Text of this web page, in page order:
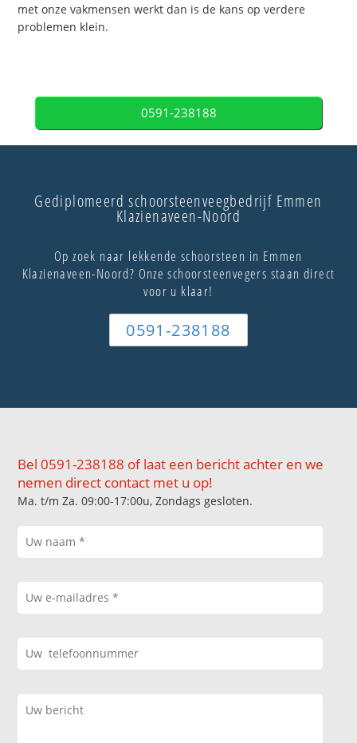
met onze vakmensen werkt dan is de kans op verdere
problemen klein.
0591-238188
Gediplomeerd schoorsteenveegbedrijf Emmen
Klazienaveen-Noord
Op zoek naar lekkende schoorsteen in Emmen
Klazienaveen-Noord? Onze schoorsteenvegers staan direct
voor u klaar!
0591-238188
Bel 0591-238188 of laat een bericht achter en we
nemen direct contact met u op!
Ma. t/m Za. 09:00-17:00u, Zondags gesloten.